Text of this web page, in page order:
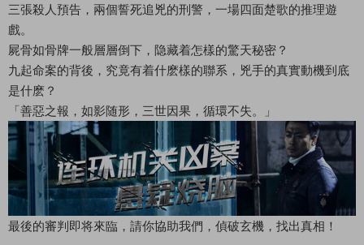
三張殺人預告，兩個誓死追兇的刑警，一場四面楚歌的推理遊
戲。
屍骨如骨牌一般層層倒下，隐藏着怎樣的驚天秘密？
九起命案的背後，究竟有着什麽樣的聯系，兇手的真實動機到底
是什麽？
「善惡之報，如影随形，三世因果，循環不失。」
最後的審判即将來臨，請你協助我們，偵破玄機，找出真相！